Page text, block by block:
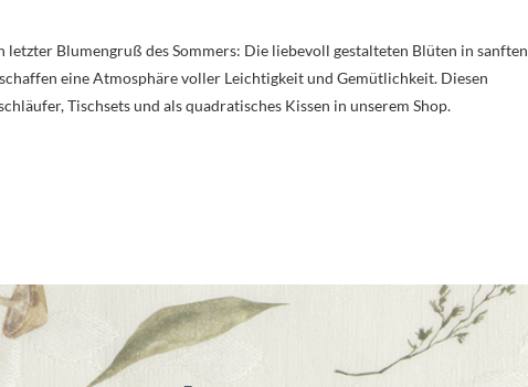
letzter Blumengruß des Sommers: Die liebevoll gestalteten Blüten in sanften
eine Atmosphäre voller Leichtigkeit und Gemütlichkeit. Diesen
Tischsets und als quadratisches Kissen in unserem Shop.